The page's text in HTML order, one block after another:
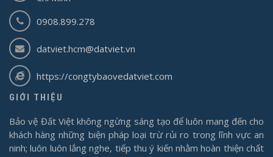
0908.899.278
datviet.hcm@datviet.vn
https://congtybaovedatviet.com
GIỚI THIỆU
Bảo vệ Đất Việt không ngừng sáng tạo để luôn mang đến cho
khách hàng những biện pháp loại trừ rủi ro trong lĩnh vực an
ninh; luôn luôn lắng nghe, tiếp thu ý kiến nhằm hoàn thiện chất